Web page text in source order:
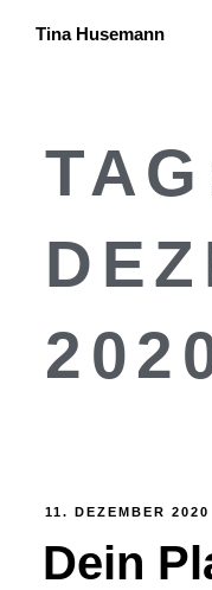
Tina Husemann
11. DEZEMBER 2020
Dein